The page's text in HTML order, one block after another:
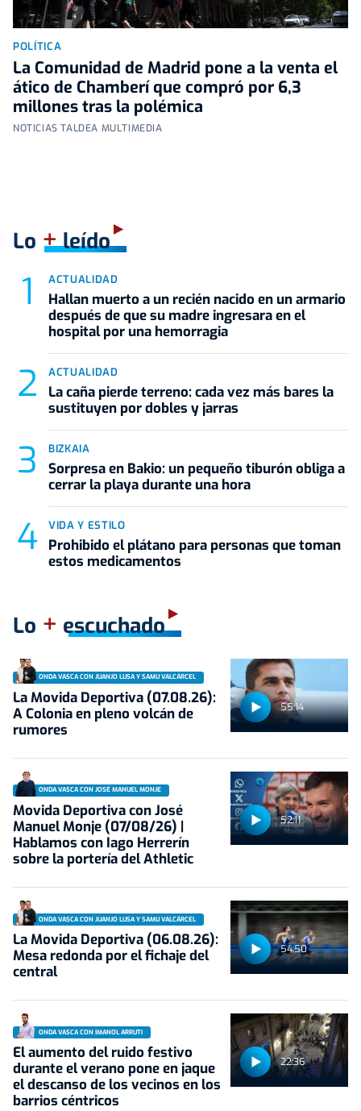
POLÍTICA
La Comunidad de Madrid pone a la venta el
ático de Chamberí que compró por 6,3
millones tras la polémica
NOTICIAS TALDEA MULTIMEDIA
Lo +leído
ACTUALIDAD
Hallan muerto a un recién nacido en un armario
después de que su madre ingresara en el
hospital por una hemorragia
ACTUALIDAD
La caña pierde terreno: cada vez más bares la
sustituyen por dobles y jarras
BIZKAIA
Sorpresa en Bakio: un pequeño tiburón obliga a
cerrar la playa durante una hora
VIDA Y ESTILO
Prohibido el plátano para personas que toman
estos medicamentos
Lo + escuchado
55:14
ONDA VASCA CON JUANJO LUSA Y SAMU VALCÁRCEL
La Movida Deportiva (07.08.26):
A Colonia en pleno volcán de
rumores
52:11
ONDA VASCA CON JOSÉ MANUEL MONJE
Movida Deportiva con José
Manuel Monje (07/08/26) |
Hablamos con Iago Herrerín
sobre la portería del Athletic
54:50
ONDA VASCA CON JUANJO LUSA Y SAMU VALCÁRCEL
La Movida Deportiva (06.08.26):
Mesa redonda por el fichaje del
central
22:36
ONDA VASCA CON IMANOL ARRUTI
El aumento del ruido festivo
durante el verano pone en jaque
el descanso de los vecinos en los
barrios céntricos